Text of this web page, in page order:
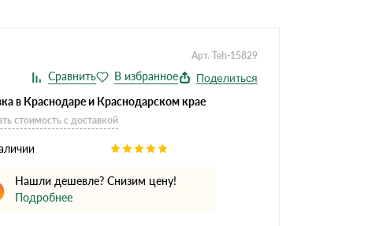
Ондутисс
Арт. Teh-15829
Поделиться
в Краснодаре и Краснодарском крае
стоимость с доставкой
Нашли дешевле? Снизим цену!
Подробнее